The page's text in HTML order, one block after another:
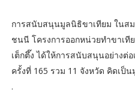
การสนับสนุนมูลนิธิขาเทียม ในส
ชนนี โครงการออกหน่วยทำขาเ
เต็กตึ๊ง ได้ให้การสนับสนุนอย่างต่
ครั้งที่ 165 รวม 11 จังหวัด คิดเป็
.